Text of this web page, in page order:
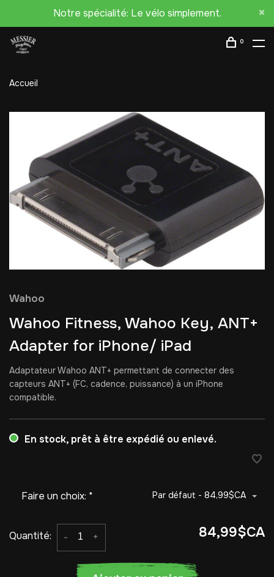
Notre spécialité: Le vélo simplement.
0
Accueil
Wahoo
Wahoo Fitness, Wahoo Key, ANT+
Adapter for iPhone/ iPad
Adaptateur Wahoo ANT+ permettant de connecter des
capteurs ANT+ (FC, cadence, puissance) à un iPhone
compatible.
En stock, prêt à être expédié ou enlevé.
Faire un choix: * Par défaut - 84,99$CA
Quantité: +
- 84,99$CA